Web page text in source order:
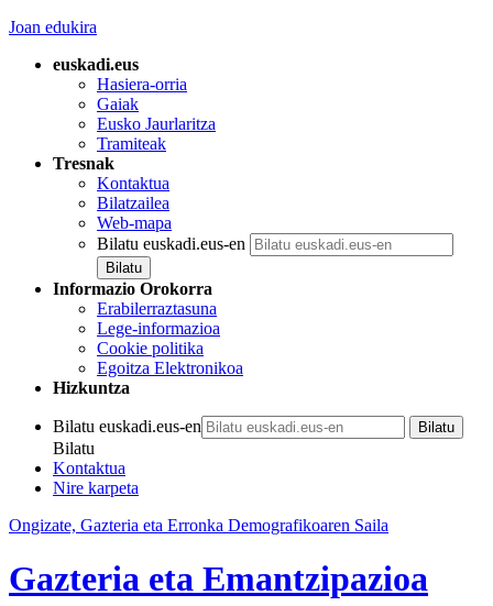
Joan edukira
euskadi.eus
Hasiera-orria
Gaiak
Eusko Jaurlaritza
Tramiteak
Tresnak
Kontaktua
Bilatzailea
Web-mapa
Bilatu euskadi.eus-en
Informazio Orokorra
Erabilerraztasuna
Lege-informazioa
Cookie politika
Egoitza Elektronikoa
Hizkuntza
Bilatu euskadi.eus-en
Bilatu
Kontaktua
Nire karpeta
Ongizate, Gazteria eta Erronka Demografikoaren Saila
Gazteria eta Emantzipazioa